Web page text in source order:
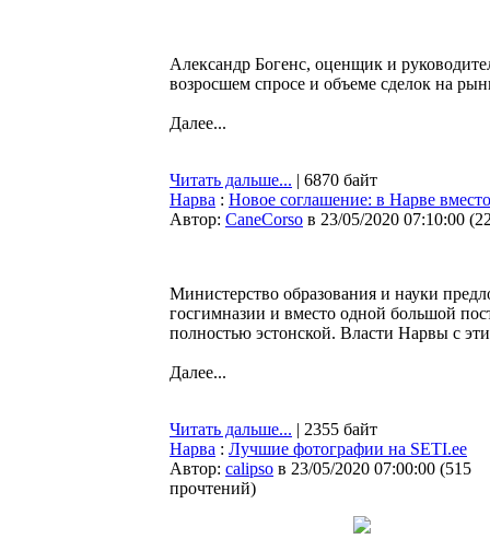
Александр Богенс, оценщик и
возросшем спросе и объеме сделок на
Далее...
Читать дальше... | 6870 байт
Нарва : Новое соглашение: в Нарве
Автор: CaneCorso в 23/05/2020 07:10:00 (
Министерство образования и науки
госгимназии и вместо одной большой
полностью эстонской. Власти Нарвы с
Далее...
Читать дальше... | 2355 байт
Нарва : Лучшие фотографии на SETI.ee
Автор: calipso в 23/05/2020 07:00:00 (515
прочтений)